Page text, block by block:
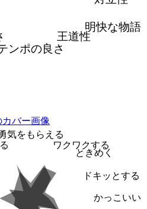
明快な物語
王道性
ンポの良さ
気をもらえる
ワクワクする
ときめく
ドキッとする
かっこいい